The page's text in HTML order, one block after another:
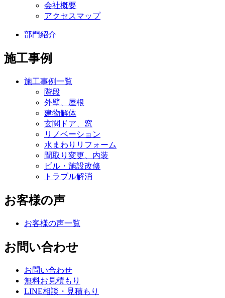
会社概要
アクセスマップ
部門紹介
施工事例
施工事例一覧
階段
外壁、屋根
建物解体
玄関ドア、窓
リノベーション
水まわりリフォーム
間取り変更、内装
ビル・施設改修
トラブル解消
お客様の声
お客様の声一覧
お問い合わせ
お問い合わせ
無料お見積もり
LINE相談・見積もり